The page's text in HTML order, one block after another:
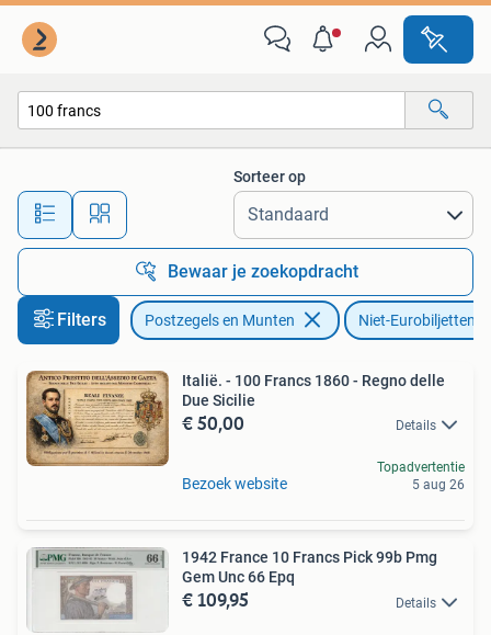
Alle afstanden…
Sorteer op
Bewaar je zoekopdracht
Filters Postzegels en Munten Niet-Eurobiljetten
Italië. - 100 Francs 1860 - Regno delle
Due Sicilie
€ 50,00 Details
Bezoek website
Topadvertentie
5 aug 26
1942 France 10 Francs Pick 99b Pmg
Gem Unc 66 Epq
€ 109,95 Details